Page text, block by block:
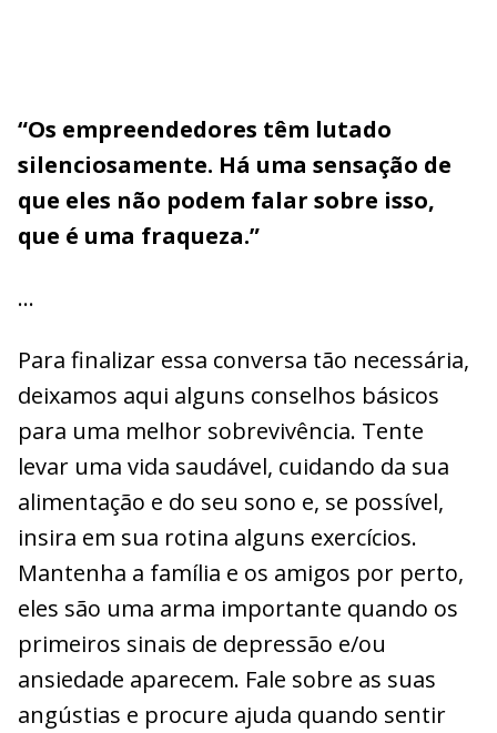
“Os empreendedores têm lutado
silenciosamente. Há uma sensação de
que eles não podem falar sobre isso,
que é uma fraqueza.”
…
Para finalizar essa conversa tão necessária,
deixamos aqui alguns conselhos básicos
para uma melhor sobrevivência. Tente
levar uma vida saudável, cuidando da sua
alimentação e do seu sono e, se possível,
insira em sua rotina alguns exercícios.
Mantenha a família e os amigos por perto,
eles são uma arma importante quando os
primeiros sinais de depressão e/ou
ansiedade aparecem. Fale sobre as suas
angústias e procure ajuda quando sentir